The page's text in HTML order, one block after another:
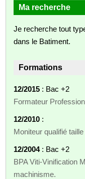
Ma recherche
Je recherche tout
dans le Batiment.
Formations
12/2015 : Bac +2
Formateur
12/2010 :
Moniteur qualifié
12/2004: Bac +2
BPA Viti-Vinification
machinisme.